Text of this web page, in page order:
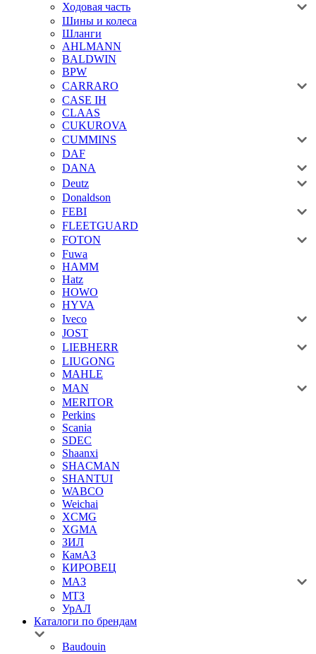
Ходовая часть
Шины и колеса
Шланги
AHLMANN
BALDWIN
BPW
CARRARO
CASE IH
CLAAS
CUKUROVA
CUMMINS
DAF
DANA
Deutz
Donaldson
FEBI
FLEETGUARD
FOTON
Fuwa
HAMM
Hatz
HOWO
HYVA
Iveco
JOST
LIEBHERR
LIUGONG
MAHLE
MAN
MERITOR
Perkins
Scania
SDEC
Shaanxi
SHACMAN
SHANTUI
WABCO
Weichai
XCMG
XGMA
ЗИЛ
КамАЗ
КИРОВЕЦ
МАЗ
МТЗ
УрАЛ
Каталоги по брендам
Baudouin